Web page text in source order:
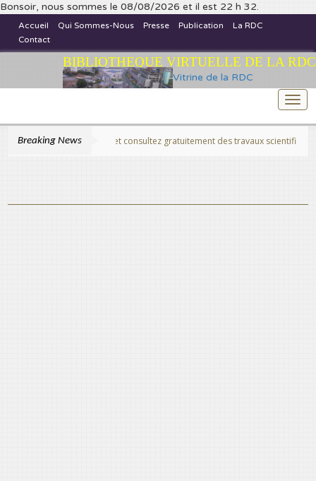
Bonsoir, nous sommes le 08/08/2026 et il est 22 h 32.
Accueil Qui Sommes-Nous Presse Publication
La RDC
Contact
Vitrine de la RDC
BIBLIOTHEQUE VIRTUELLE DE LA RDC
Breaking News
>>Publiez et consultez gratuitement des travaux scientifiques fins